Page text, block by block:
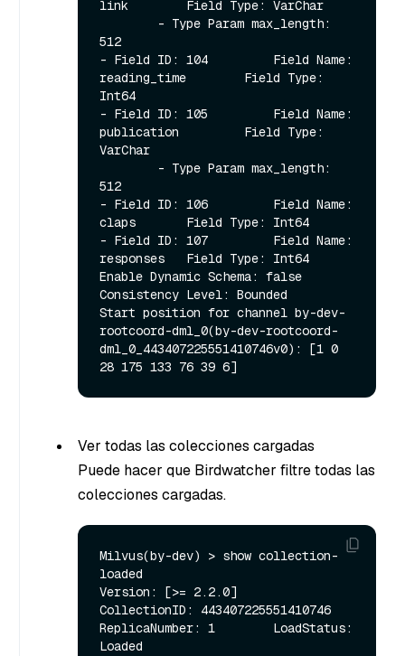
link        Field Type: VarChar
512
- Field ID: 104         Field Name:
reading_time        Field Type:
Int64
- Field ID: 105         Field Name:
publication         Field Type:
VarChar
512
- Field ID: 106         Field Name:
claps       Field Type: Int64
- Field ID: 107         Field Name:
responses   Field Type: Int64
Enable Dynamic Schema: false
Consistency Level: Bounded
Start position for channel by-dev-
rootcoord-dml_0(by-dev-rootcoord-
dml_0_443407225551410746v0): [1 0
Ver todas las colecciones cargadas
Puede hacer que Birdwatcher filtre todas las
colecciones cargadas.
Milvus(by-dev) > show collection-
loaded
Version: [>= 2.2.0]
CollectionID: 443407225551410746
ReplicaNumber: 1        LoadStatus:
Loaded